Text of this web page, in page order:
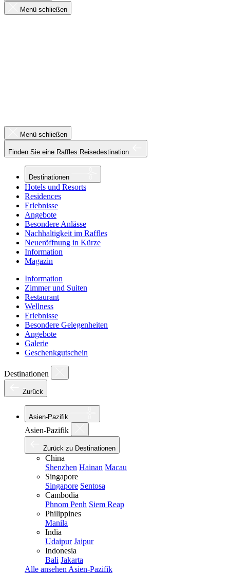
Menü schließen
Menü schließen
Finden Sie eine Raffles Reisedestination
Destinationen
Hotels und Resorts
Residences
Erlebnisse
Angebote
Besondere Anlässe
Nachhaltigkeit im Raffles
Neueröffnung in Kürze
Information
Magazin
Information
Zimmer und Suiten
Restaurant
Wellness
Erlebnisse
Besondere Gelegenheiten
Angebote
Galerie
Geschenkgutschein
Destinationen
Zurück
Asien-Pazifik
Asien-Pazifik
Zurück zu Destinationen
China
Shenzhen Hainan Macau
Singapore
Singapore Sentosa
Cambodia
Phnom Penh Siem Reap
Philippines
Manila
India
Udaipur Jaipur
Indonesia
Bali Jakarta
Alle ansehen Asien-Pazifik